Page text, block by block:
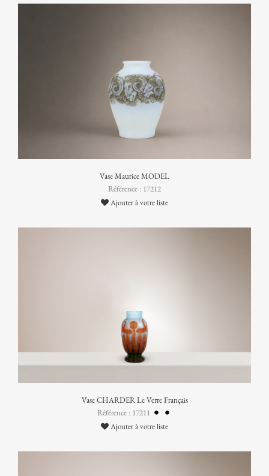
Vase Maurice MODEL
Référence : 17212
Ajouter à votre liste
Vase CHARDER Le Verre Français
Référence : 17211
Ajouter à votre liste